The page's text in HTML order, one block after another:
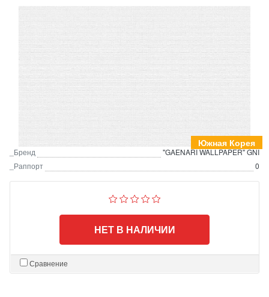
Южная Корея
_Бренд
"GAENARI WALLPAPER" GNI
_Раппорт
0
НЕТ В НАЛИЧИИ
Сравнение